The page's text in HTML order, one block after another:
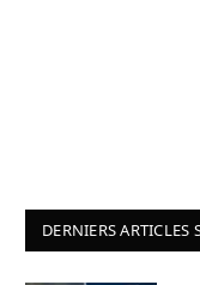
DERNIERS ARTICLES